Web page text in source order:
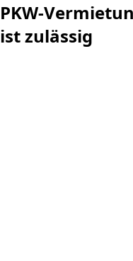
PKW-
ist zulässig